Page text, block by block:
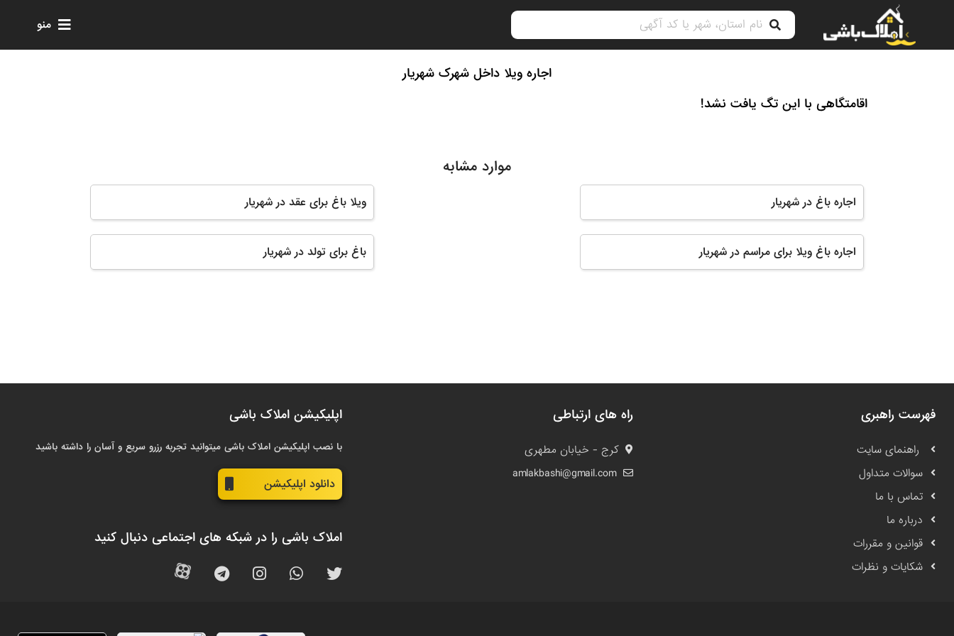
منو
اجاره ویلا داخل شهرک شهریار
اقامتگاهی با این تگ یافت نشد!
موارد مشابه
اجاره باغ در شهریار ویلا باغ برای عقد در شهریار
اجاره باغ ویلا برای مراسم در شهریار باغ برای تولد در شهریار
فهرست راهبری
راهنمای سایت
سوالات متداول
تماس با ما
درباره ما
قوانین و مقررات
شکایات و نظرات
راه های ارتباطی
کرج - خیابان مطهری
amlakbashi@gmail.com
اپلیکیشن املاک باشی
با نصب اپلیکیشن املاک باشی میتوانید تجربه رزرو سریع و آسان را داشته باشید
دانلود اپلیکیشن
املاک باشی را در شبکه های اجتماعی دنبال کنید